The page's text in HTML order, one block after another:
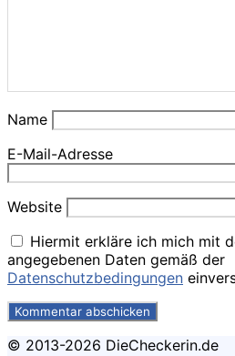
Name
E-Mail-Adresse
Website
Hiermit erkläre ich mich mit
angegebenen Daten gemäß der
Datenschutzbedingungen
© 2013-2026 DieCheckerin.de